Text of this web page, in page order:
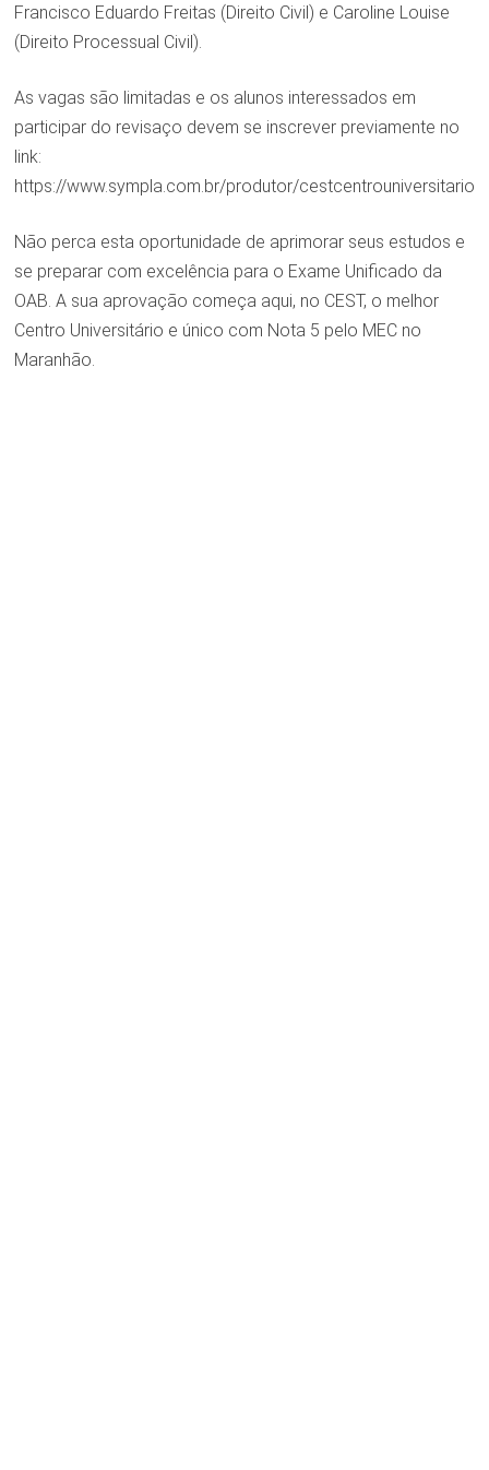
Francisco Eduardo Freitas (Direito Civil) e Caroline Louise
(Direito Processual Civil).
As vagas são limitadas e os alunos interessados em
participar do revisaço devem se inscrever previamente no
link:
https://www.sympla.com.br/produtor/cestcentrouniversitario
Não perca esta oportunidade de aprimorar seus estudos e
se preparar com excelência para o Exame Unificado da
OAB. A sua aprovação começa aqui, no CEST, o melhor
Centro Universitário e único com Nota 5 pelo MEC no
Maranhão.